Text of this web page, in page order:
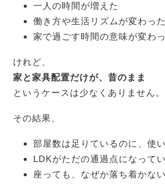
一人の時間が増えた
働き方や生活リズムが変わった
家で過ごす時間の意味が変わ
けれど、
家と家具配置だけが、昔のまま
というケースは少なくありません。
その結果、
部屋数は足りているのに、使
LDKがただの通過点になって
座っても、なぜか落ち着かない